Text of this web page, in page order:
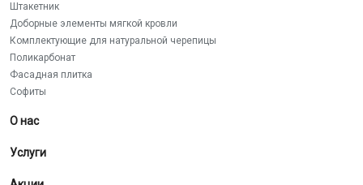
Штакетник
Доборные элементы мягкой кровли
Комплектующие для натуральной черепицы
Поликарбонат
Фасадная плитка
Софиты
О нас
Услуги